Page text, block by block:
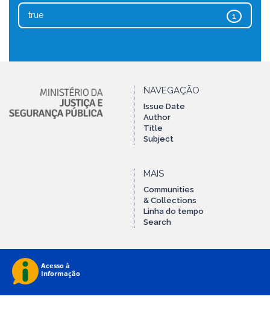
1
true
NAVEGAÇÃO
Issue Date
Author
Title
Subject
MAIS
Communities
& Collections
Linha do tempo
Search